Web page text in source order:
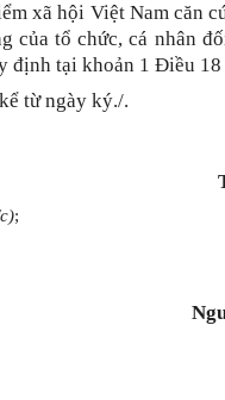
xã hội Việt Nam căn
của tổ chức, cá nhân
định tại khoản 1 Điều 18
từ ngày ký./.
;